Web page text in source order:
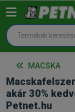
MACSKA
akár 30%
Petnet.hu